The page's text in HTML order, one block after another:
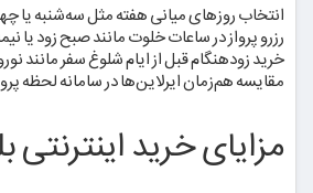
انتخاب روزهای میانی هفته مثل سه‌شنبه یا
رزرو پرواز در ساعات خلوت مانند صبح زود یا
خرید زودهنگام قبل از ایام شلوغ سفر مانند
مقایسه هم‌زمان ایرلاین‌ها در سامانه لحظه
مزایای خرید اینترنتی